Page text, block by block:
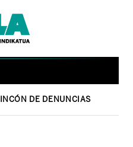
DE DENUNCIAS